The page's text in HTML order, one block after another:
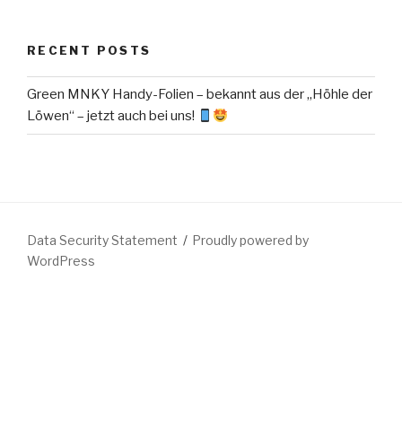
RECENT POSTS
Green MNKY Handy-Folien – bekannt aus der „Höhle der
Löwen“ – jetzt auch bei uns!
Data Security Statement
Proudly powered by
WordPress